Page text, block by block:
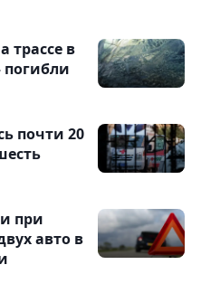
трассе в
погибли
почти 20
при
авто в